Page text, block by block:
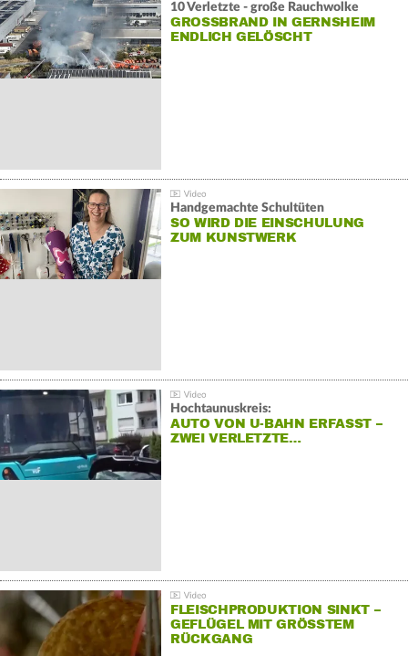
10 Verletzte - große Rauchwolke
GROSSBRAND IN GERNSHEIM E
NDLICH GELÖSCHT
Handgemachte Schultüten
SO WIRD DIE EINSCHULUNG
ZUM KUNSTWERK
Hochtaunuskreis:
AUTO VON U-BAHN ERFASST –
ZWEI VERLETZTE…
FLEISCHPRODUKTION SINKT –
GEFLÜGEL MIT GRÖSSTEM R
ÜCKGANG